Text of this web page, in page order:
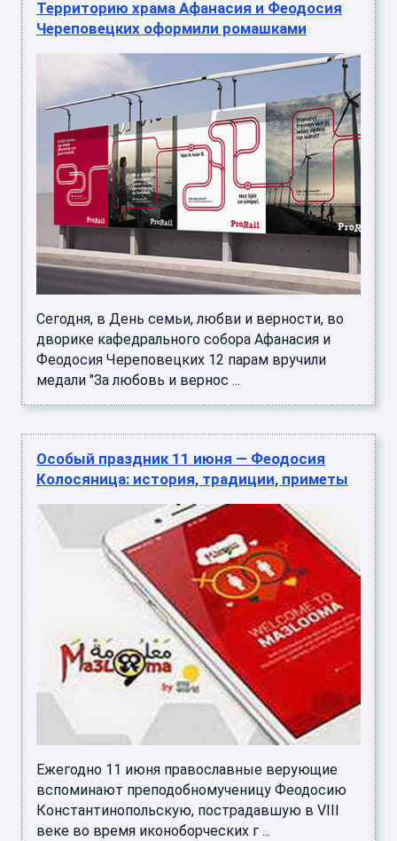
Территорию храма Афанасия и Феодосия
Череповецких оформили ромашками
Сегодня, в День семьи, любви и верности, во
дворике кафедрального собора Афанасия и
Феодосия Череповецких 12 парам вручили
медали "За любовь и вернос ...
Особый праздник 11 июня — Феодосия
Колосяница: история, традиции, приметы
Ежегодно 11 июня православные верующие
вспоминают преподобномученицу Феодосию
Константинопольскую, пострадавшую в VIII
веке во время иконоборческих г ...